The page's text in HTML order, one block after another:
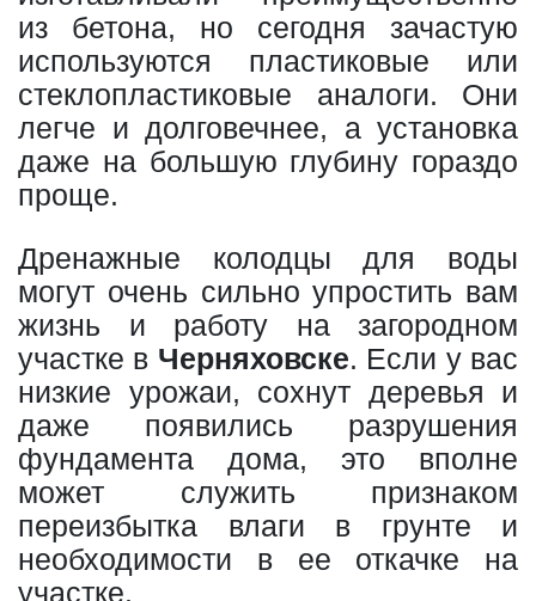
из бетона, но сегодня зачастую
используются пластиковые или
стеклопластиковые аналоги. Они
легче и долговечнее, а установка
даже на большую глубину гораздо
проще.
Дренажные колодцы для воды
могут очень сильно упростить вам
жизнь и работу на загородном
участке в Черняховске. Если у вас
низкие урожаи, сохнут деревья и
даже появились разрушения
фундамента дома, это вполне
может служить признаком
переизбытка влаги в грунте и
необходимости в ее откачке на
участке.